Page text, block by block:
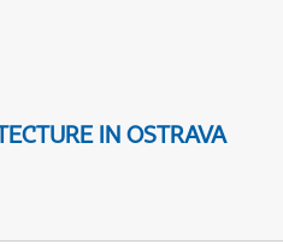
IN OSTRAVA